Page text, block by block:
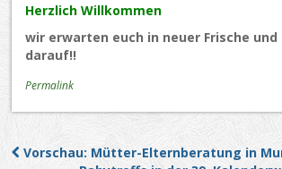
Herzlich Willkommen
wir erwarten euch in neuer Frische
darauf!!
Permalink
Vorschau: Mütter-Elternberatung in